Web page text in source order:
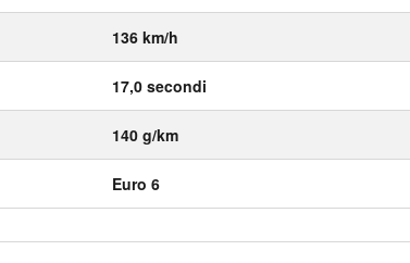
136 km/h
17,0 secondi
140 g/km
Euro 6